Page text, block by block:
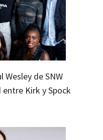
Wesley de SNW
Kirk y Spock